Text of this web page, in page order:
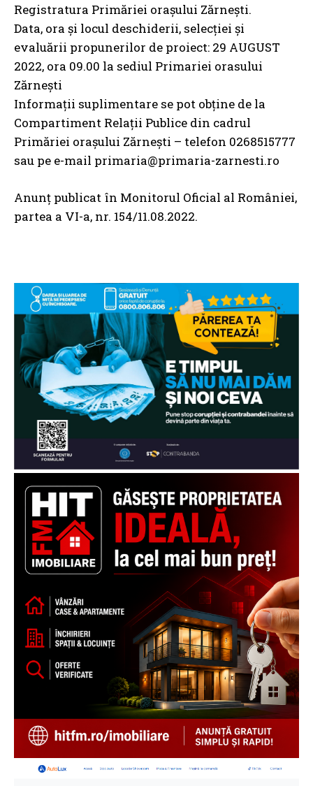
Registratura Primăriei oraşului Zărneşti.
Data, ora și locul deschiderii, selecţiei şi
evaluării propunerilor de proiect: 29 AUGUST
2022, ora 09.00 la sediul Primariei orasului
Zărneşti
Informații suplimentare se pot obţine de la
Compartiment Relaţii Publice din cadrul
Primăriei oraşului Zărneşti – telefon 0268515777
sau pe e-mail primaria@primaria-zarnesti.ro
Anunț publicat în Monitorul Oficial al României,
partea a VI-a, nr. 154/11.08.2022.